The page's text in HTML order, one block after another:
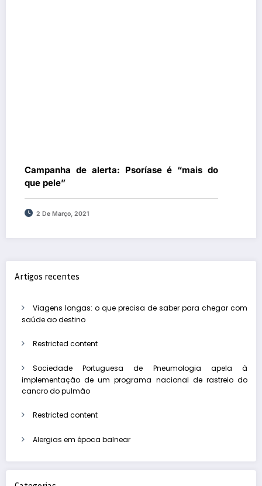
Campanha de alerta: Psoríase é “mais do
que pele”
2 De Março, 2021
Artigos recentes
Viagens longas: o que precisa de saber para chegar com
saúde ao destino
Restricted content
Sociedade Portuguesa de Pneumologia apela à
implementação de um programa nacional de rastreio do
cancro do pulmão
Restricted content
Alergias em época balnear